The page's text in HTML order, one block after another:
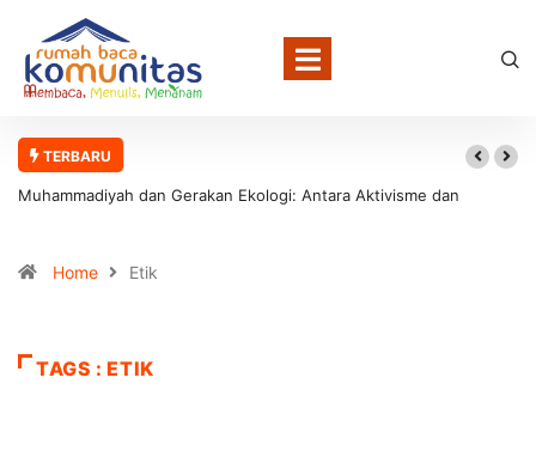
TERBARU
Muhammadiyah dan Gerakan Ekologi: Antara Aktivisme dan
Home Etik
TAGS : ETIK